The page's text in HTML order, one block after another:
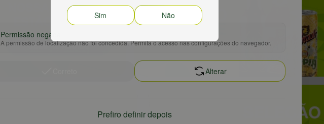
Permissão negada
A permissão de localização não foi concedida. Permita o acesso nas configurações do navegador.
Alterar
Prefiro definir depois
Sim Não